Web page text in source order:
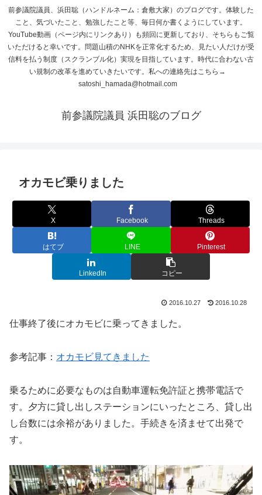
前参議院議員、浜田聡（ハンドルネーム：倉敷大家）のブログです。体験した
こと、気づいたこと、勉強したこと等、毎日何か書くようにしています。
YouTube動画（ページ内にリンクあり）も頻回に更新しており、そちらもご覧
いただけると幸いです。問題山積のNHKを正常化するため、見たい人だけが受
信料を払う制度（スクランブル化）実現を目指しています。時代に合わない古
い規制の改革を進めていきたいです。私への連絡先はこちら→
satoshi_hamada@hotmail.com
前参議院議員 浜田聡のブログ
オカモビ乗りました
X Facebook Threads
はてブ LINE Pinterest
LinkedIn コピー
2016.10.27 2016.10.28
仕事終了後にオカモビに乗ってきました。
参考記事： オカモビ見てきました
乗るために必要なものは自動車運転免許証と携帯電話で
す。夕方に貸し出しステーションにいったところ、貸し出
し台数には余裕がありました。手続きを済ませて出発で
す。